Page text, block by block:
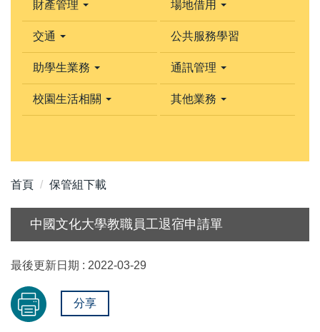
財產管理 場地借用
交通 公共服務學習
助學生業務 通訊管理
校園生活相關 其他業務
首頁 保管組下載
中國文化大學教職員工退宿申請單
最後更新日期 : 2022-03-29
分享